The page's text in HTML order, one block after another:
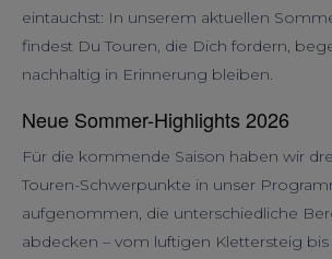
eintauchst: In unserem aktuellen
findest Du Touren, die Dich fordern,
nachhaltig in Erinnerung bleiben.
Neue Sommer-Highlights 2026
Für die kommende Saison haben wir
Touren-Schwerpunkte in unser
aufgenommen, die unterschiedliche
abdecken – vom luftigen Klettersteig